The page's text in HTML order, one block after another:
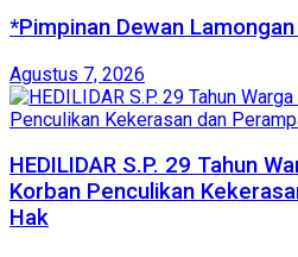
*Pimpinan Dewan
Agustus 7, 2026
HEDILIDAR S.P. 29 Tahun
Korban Penculikan
Hak